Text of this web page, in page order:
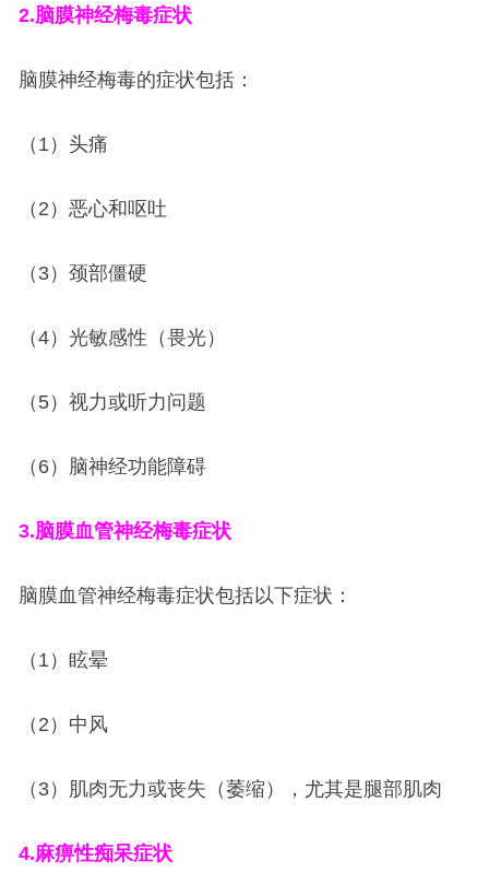
2.脑膜神经梅毒症状
脑膜神经梅毒的症状包括：
（1）头痛
（2）恶心和呕吐
（3）颈部僵硬
（4）光敏感性（畏光）
（5）视力或听力问题
（6）脑神经功能障碍
3.脑膜血管神经梅毒症状
脑膜血管神经梅毒症状包括以下症状：
（1）眩晕
（2）中风
（3）肌肉无力或丧失（萎缩），尤其是腿部肌肉
4.麻痹性痴呆症状